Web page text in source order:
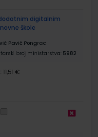
dodatnim digitalnim
škole
Pavić Pongrac
broj ministarstva: 5982
11,51 €